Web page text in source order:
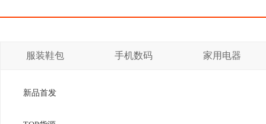
服装鞋包 手机数码 家用电器
新品首发